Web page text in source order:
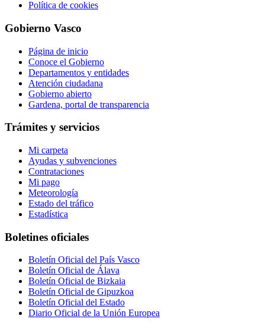
Política de cookies
Gobierno Vasco
Página de inicio
Conoce el Gobierno
Departamentos y entidades
Atención ciudadana
Gobierno abierto
Gardena, portal de transparencia
Trámites y servicios
Mi carpeta
Ayudas y subvenciones
Contrataciones
Mi pago
Meteorología
Estado del tráfico
Estadística
Boletines oficiales
Boletín Oficial del País Vasco
Boletín Oficial de Álava
Boletín Oficial de Bizkaia
Boletín Oficial de Gipuzkoa
Boletín Oficial del Estado
Diario Oficial de la Unión Europea